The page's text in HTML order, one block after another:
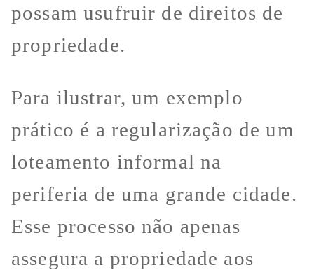
possam usufruir de direitos de
propriedade.
Para ilustrar, um exemplo
prático é a regularização de um
loteamento informal na
periferia de uma grande cidade.
Esse processo não apenas
assegura a propriedade aos